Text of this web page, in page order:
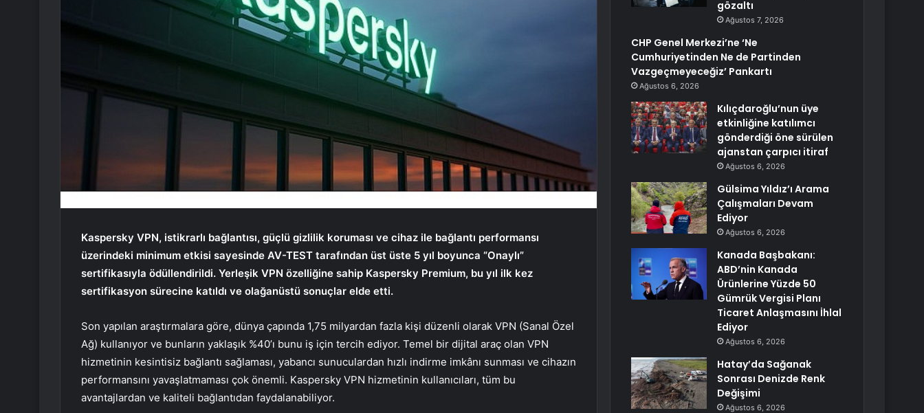
Kaspersky VPN, istikrarlı bağlantısı, güçlü gizlilik koruması ve cihaz ile bağlantı performansı
üzerindeki minimum etkisi sayesinde AV-TEST tarafından üst üste 5 yıl boyunca “Onaylı”
sertifikasıyla ödüllendirildi. Yerleşik VPN özelliğine sahip Kaspersky Premium, bu yıl ilk kez
sertifikasyon sürecine katıldı ve olağanüstü sonuçlar elde etti.
Son yapılan araştırmalara göre, dünya çapında 1,75 milyardan fazla kişi düzenli olarak VPN (Sanal Özel
Ağ) kullanıyor ve bunların yaklaşık %40’ı bunu iş için tercih ediyor. Temel bir dijital araç olan VPN
hizmetinin kesintisiz bağlantı sağlaması, yabancı sunuculardan hızlı indirme imkânı sunması ve cihazın
performansını yavaşlatmaması çok önemli. Kaspersky VPN hizmetinin kullanıcıları, tüm bu
avantajlardan ve kaliteli bağlantıdan faydalanabiliyor.
gözaltı
Ağustos 7, 2026
CHP Genel Merkezi’ne ‘Ne
Cumhuriyetinden Ne de Partinden
Vazgeçmeyeceğiz’ Pankartı
Ağustos 6, 2026
Kılıçdaroğlu’nun üye
etkinliğine katılımcı
gönderdiği öne sürülen
ajanstan çarpıcı itiraf
Ağustos 6, 2026
Gülsima Yıldız’ı Arama
Çalışmaları Devam
Ediyor
Ağustos 6, 2026
Kanada Başbakanı:
ABD’nin Kanada
Ürünlerine Yüzde 50
Gümrük Vergisi Planı
Ticaret Anlaşmasını İhlal
Ediyor
Ağustos 6, 2026
Hatay’da Sağanak
Sonrası Denizde Renk
Değişimi
Ağustos 6, 2026